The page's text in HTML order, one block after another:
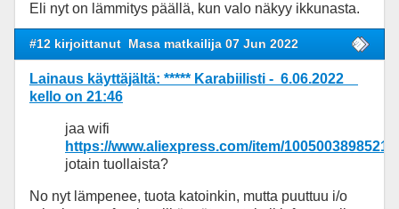
Eli nyt on lämmitys päällä, kun valo näkyy ikkunasta.
#12 kirjoittanut Masa matkailija 07 Jun 2022
Lainaus käyttäjältä: ***** Karabiilisti - 6.06.2022
kello on 21:46
jaa wifi
https://www.aliexpress.com/item/
jotain tuollaista?
No nyt lämpenee, tuota katoinkin, mutta puuttuu i/o